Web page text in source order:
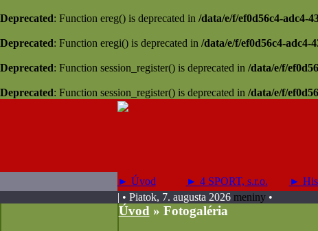
Deprecated: Function ereg() is deprecated in /data/e/f/ef0d56c4-adc4-
Deprecated: Function eregi() is deprecated in /data/e/f/ef0d56c4-adc4-
Deprecated: Function session_register() is deprecated in /data/e/f/
Deprecated: Function session_register() is deprecated in /data/e/f/
► Úvod ► 4 SPORT, s.r.o. ►
| • Piatok, 7. augusta 2026 meniny•
Úvod » Fotogaléria